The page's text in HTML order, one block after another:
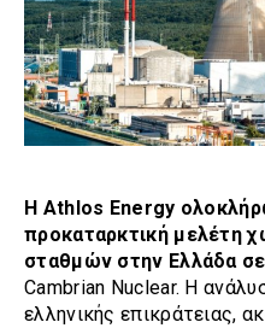
Η Athlos Energy
προκαταρκτική μελέτη
σταθμών στην Ελλάδα
Cambrian Nuclear. Η
ελληνικής επικράτειας,